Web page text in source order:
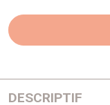
DESCRIPTIF